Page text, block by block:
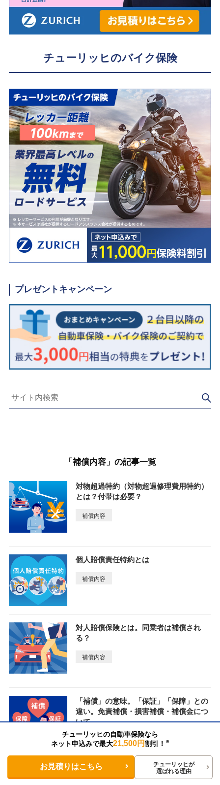
チューリッヒのバイク保険
プレゼントキャンペーン
「補償内容」の記事一覧
対物超過特約（対物超過修理費用特約）
とは？付帯は必要？
補償内容
個人賠償責任特約とは
補償内容
対人賠償保険とは。同乗者は補償され
る？
補償内容
「補償」の意味。「保証」「保障」との
違い。免責補償・損害補償・補償金につ
いて
補償内容 保険の手続き
チューリッヒの自動車保険なら
ネット申込みで最大21,500円割引！ ※
お見積りはこちら
チューリッヒが
選ばれる理由